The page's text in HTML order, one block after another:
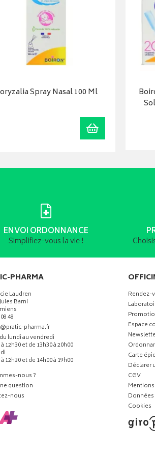
Spray Nasal 100 Ml
Ajouter au
ENVOI ORDONNANCE
Simplifiez-vous la vie !
PHARMA
Laudren
Barni
48
-
@-
pratic-pharma.fr
lundi au vendredi
12h30 et de 13h30 à 20h00
12h30 et de 14h00 à 19h00
nous ?
question
nous
Rendez-
Espace
Carte
Déclarer
CGV
Cookies